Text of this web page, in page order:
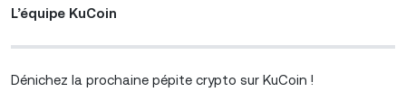
L’équipe KuCoin
Dénichez la prochaine pépite crypto sur KuCoin !